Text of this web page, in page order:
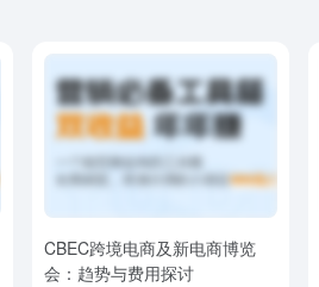
CBEC跨境电商及新电商博览
会：趋势与费用探讨